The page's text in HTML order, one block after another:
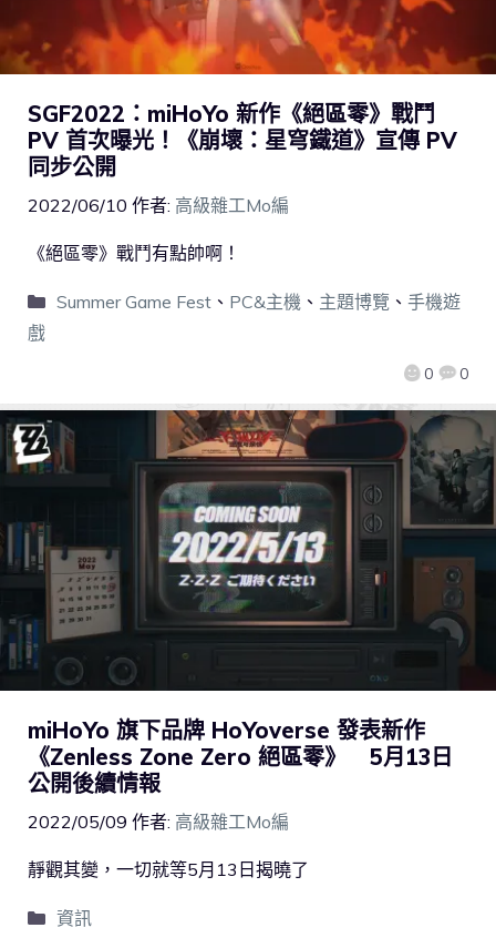
SGF2022：miHoYo 新作《絕區零》戰鬥
PV 首次曝光！《崩壞：星穹鐵道》宣傳 PV
同步公開
2022/06/10 作者: 高級雜工Mo編
0 0
《絕區零》戰鬥有點帥啊！
Summer Game Fest、 PC&主機 、 主題博覽 、 手機遊
戲
miHoYo 旗下品牌 HoYoverse 發表新作
《Zenless Zone Zero 絕區零》 5月13日
公開後續情報
2022/05/09 作者: 高級雜工Mo編
靜觀其變，一切就等5月13日揭曉了
資訊